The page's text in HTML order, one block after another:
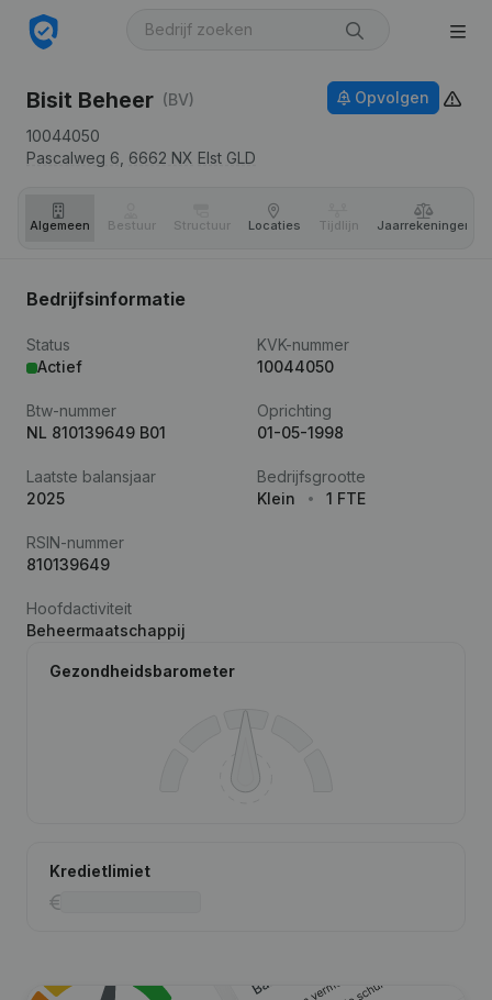
Bisit Beheer (BV)
10044050
Pascalweg 6, 6662 NX Elst GLD
Opvolgen
Algemeen Bestuur Structuur Locaties Tijdlijn Jaar­rekeningen
Bedrijfsinformatie
Status
Actief
KVK-nummer
10044050
Btw-nummer
NL 810139649 B01
Oprichting
01-05-1998
Laatste balansjaar
2025
Bedrijfsgrootte
Klein
1 FTE
RSIN-nummer
810139649
Hoofdactiviteit
Beheermaatschappij
Gezondheidsbarometer
Kredietlimiet